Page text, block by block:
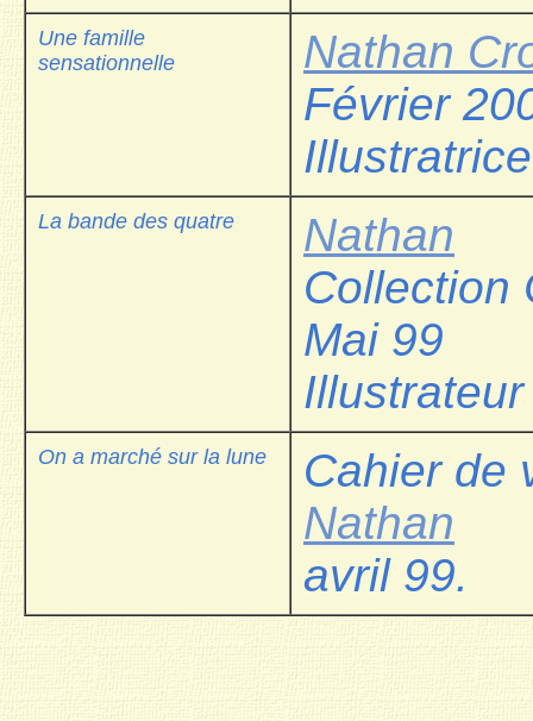
Une famille
sensationnelle
Nathan
Février
La bande des quatre
Nathan
Collection
Mai 99
On a marché sur la lune
Cahier de
Nathan
avril 99.